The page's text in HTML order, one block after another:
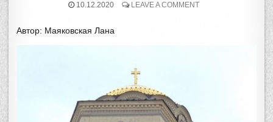
10.12.2020 LEAVE A COMMENT
Автор: Маяковская Лана